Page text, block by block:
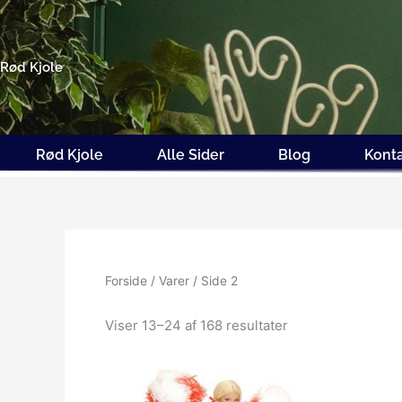
Gå
til
indholdet
Rød Kjole
Rød Kjole Alle Sider Blog
Forside / Varer / Side 2
Viser 13–24 af 168 resultater